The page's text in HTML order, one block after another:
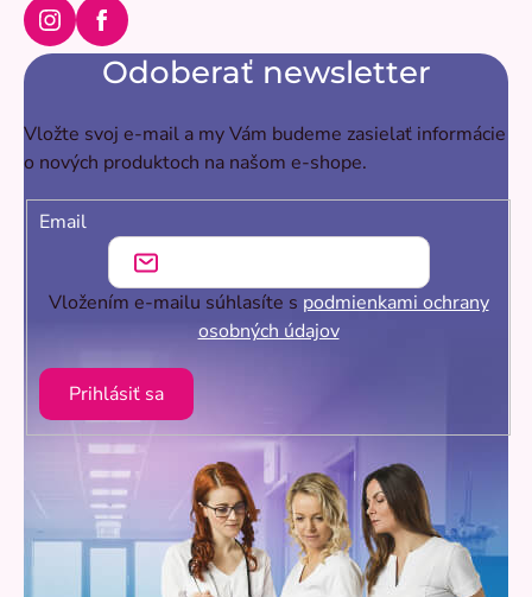
InstagramFacebook
Odoberať newsletter
Vložte svoj e-mail a my Vám budeme zasielať informácie
o nových produktoch na našom e-shope.
Email
Vložením e-mailu súhlasíte s podmienkami ochrany
osobných údajov
Prihlásiť sa